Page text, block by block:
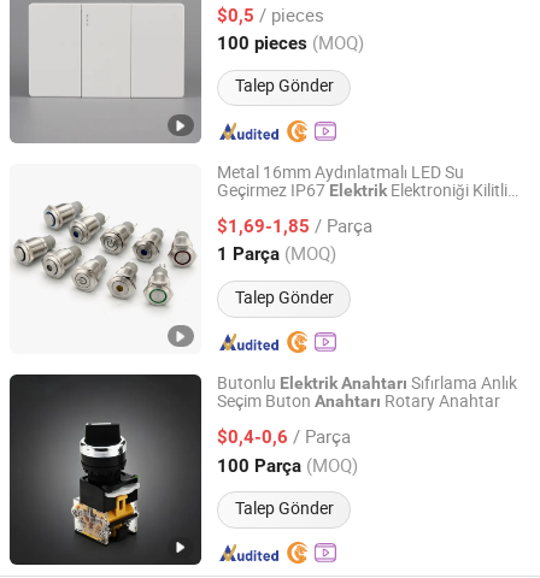
$0,5 / pieces
100 pieces (MOQ)
Talep Gönder
Fiyat 2024
Metal 16mm Aydınlatmalı LED Su
Geçirmez IP67 ElektrikElektroniği Kilitli
$1,69-1,85 / Parça
1 Parça (MOQ)
Talep Gönder
Zhejiang Qian Nian Electronic Co., Ltd.
Zhejiang, China Fiyat 2013
Butonlu ElektrikAnahtarı Sıfırlama Anlık
Seçim Buton Anahtarı Rotary Anahtar
$0,4-0,6 / Parça
100 Parça (MOQ)
Talep Gönder
Zhejiang Ruishuo Electric Co., Ltd
Zhejiang, China Fiyat 2026